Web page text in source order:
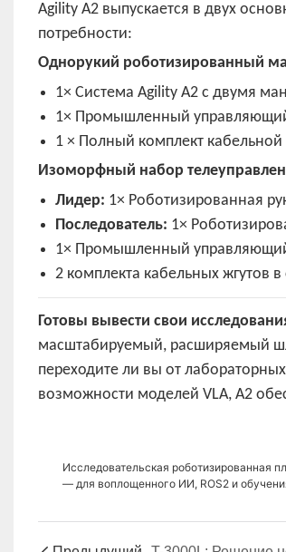
Agility A2 выпускается в двух
потребности:
Однорукий роботизированный
1× Система Agility A2 с двумя
1× Промышленный управляющий
1 × Полный комплект кабельной
Изоморфный набор
Лидер: 1× Роботизированная
Последователь: 1×
1× Промышленный управляющий
2 комплекта кабельных жгутов в
Готовы вывести свои
масштабируемый, расширяемый
переходите ли вы от
возможности моделей VLA, A2
Исследовательская роботизированная
— для воплощенного ИИ, ROS2 и